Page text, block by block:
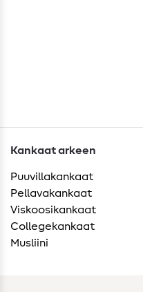
Kankaat arkeen
Puuvillakankaat
Pellavakankaat
Viskoosikankaat
Collegekankaat
Musliini